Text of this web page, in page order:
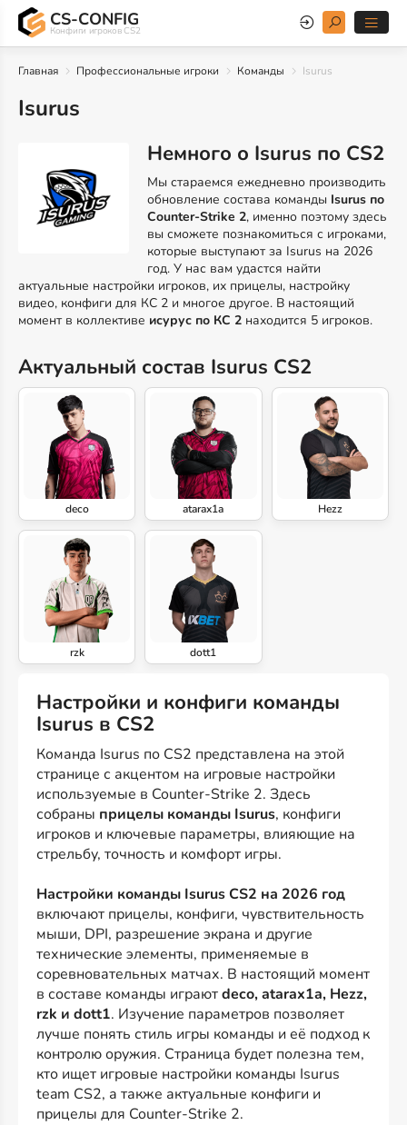
CS-CONFIG
Конфиги игроков CS2
Главная Профессиональные игроки Команды Isurus
Isurus
Немного о Isurus по CS2
Мы стараемся ежедневно производить
обновление состава команды Isurus по
Counter-Strike 2, именно поэтому здесь
вы сможете познакомиться с игроками,
которые выступают за Isurus на 2026
год. У нас вам удастся найти
актуальные настройки игроков, их прицелы, настройку
видео, конфиги для КС 2 и многое другое. В настоящий
момент в коллективе исурус по КС 2 находится 5 игроков.
Актуальный состав Isurus CS2
deco atarax1a Hezz
rzk dott1
Настройки и конфиги команды
Isurus в CS2
Команда Isurus по CS2 представлена на этой
странице с акцентом на игровые настройки
используемые в Counter-Strike 2. Здесь
собраны прицелы команды Isurus, конфиги
игроков и ключевые параметры, влияющие на
стрельбу, точность и комфорт игры.
Настройки команды Isurus CS2 на 2026 год
включают прицелы, конфиги, чувствительность
мыши, DPI, разрешение экрана и другие
технические элементы, применяемые в
соревновательных матчах. В настоящий момент
в составе команды играютdeco, atarax1a, Hezz,
rzk и dott1. Изучение параметров позволяет
лучше понять стиль игры команды и её подход к
контролю оружия. Страница будет полезна тем,
кто ищет игровые настройки команды Isurus
team CS2, а также актуальные конфиги и
прицелы для Counter-Strike 2.